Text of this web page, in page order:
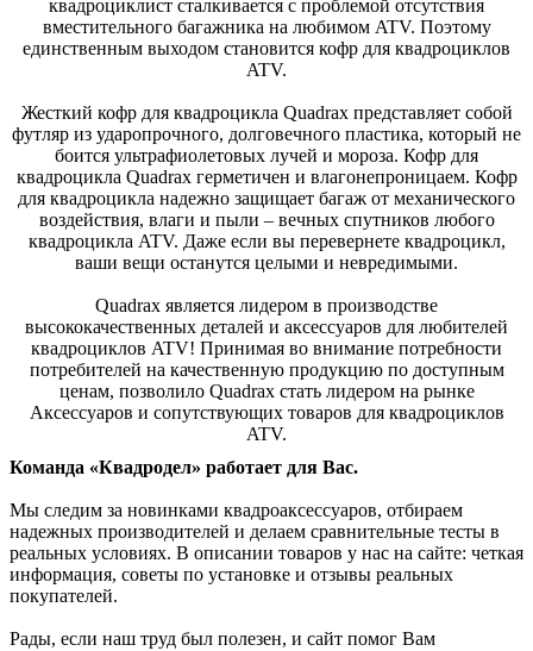
квадроциклист сталкивается с проблемой отсутствия
вместительного багажника на любимом ATV. Поэтому
единственным выходом становится кофр для квадроциклов
ATV.
Жесткий кофр для квадроцикла Quadrax представляет собой
футляр из ударопрочного, долговечного пластика, который не
боится ультрафиолетовых лучей и мороза. Кофр для
квадроцикла Quadrax герметичен и влагонепроницаем. Кофр
для квадроцикла надежно защищает багаж от механического
воздействия, влаги и пыли – вечных спутников любого
квадроцикла ATV. Даже если вы перевернете квадроцикл,
ваши вещи останутся целыми и невредимыми.
Quadrax является лидером в производстве
высококачественных деталей и аксессуаров для любителей
квадроциклов ATV! Принимая во внимание потребности
потребителей на качественную продукцию по доступным
ценам, позволило Quadrax стать лидером на рынке
Аксессуаров и сопутствующих товаров для квадроциклов
ATV.
Команда «Квадродел» работает для Вас.
Мы следим за новинками квадроаксессуаров, отбираем
надежных производителей и делаем сравнительные тесты в
реальных условиях. В описании товаров у нас на сайте: четкая
информация, советы по установке и отзывы реальных
покупателей.
Рады, если наш труд был полезен, и сайт помог Вам